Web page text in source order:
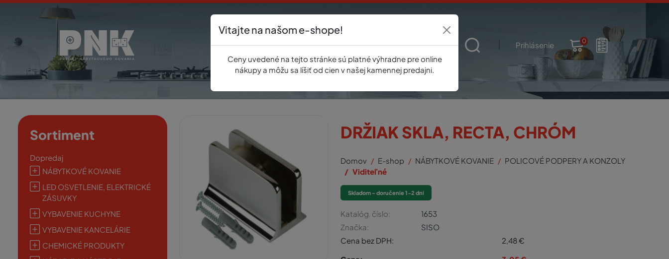
AkcieE-shopRegistráciaNovinkyO násPredajňaKontakt Prihlásenie 0
Sortiment
Dopredaj
NÁBYTKOVÉ KOVANIE
LED OSVETLENIE, ELEKTRICKÉ
ZÁSUVKY
VYBAVENIE KUCHYNE
VYBAVENIE KANCELÁRIE
CHEMICKÉ PRODUKTY
DRŽIAK SKLA, RECTA, CHRÓM
Domov E-shop NÁBYTKOVÉ KOVANIE
POLICOVÉ PODPERY A KONZOLY
Viditeľné
Skladom - doručenie 1-2 dni
Katalóg. číslo:
1653
Značka:
SISO
Cena bez DPH:
2,48€
Vitajte na našom e-shope!
Ceny uvedené na tejto stránke sú platné výhradne pre online
nákupy a môžu sa líšiť od cien v našej kamennej predajni.